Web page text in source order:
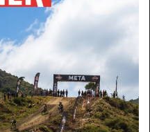
ACERO 3,5 m.
/acero/ escalera tipo avión acero 3,5 m.